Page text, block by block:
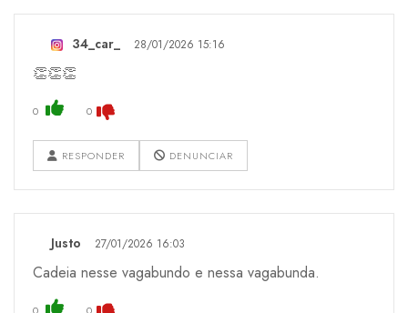
34_car_ 28/01/2026 15:16
👏👏👏
0 0
RESPONDER DENUNCIAR
Justo 27/01/2026 16:03
Cadeia nesse vagabundo e nessa vagabunda.